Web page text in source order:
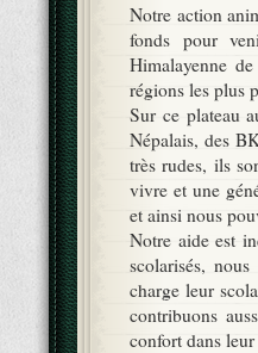
Notre action
fonds pour
Himalayenne
régions les plus
Sur ce plateau
Népalais, des
très rudes, ils
vivre et une
et ainsi nous
Notre aide est
scolarisés,
charge leur
contribuons
confort dans